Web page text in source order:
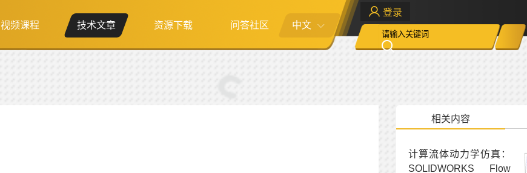
视频课程 技术文章 资源下载 问答社区 中文
登录
相关内容
计算流体动力学仿真：
SOLIDWORKS Flow